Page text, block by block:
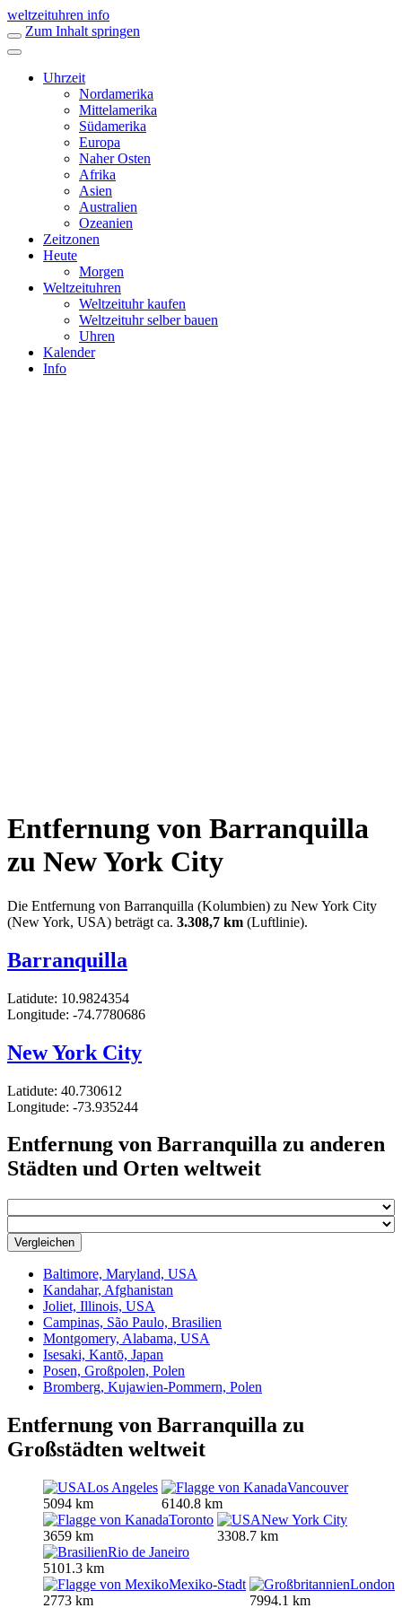
weltzeituhren info
Zum Inhalt springen
Uhrzeit
Nordamerika
Mittelamerika
Südamerika
Europa
Naher Osten
Afrika
Asien
Australien
Ozeanien
Zeitzonen
Heute
Morgen
Weltzeituhren
Weltzeituhr kaufen
Weltzeituhr selber bauen
Uhren
Kalender
Info
Entfernung von Barranquilla
zu New York City
Die Entfernung von Barranquilla (Kolumbien) zu New York City
(New York, USA) beträgt ca. 3.308,7 km (Luftlinie).
Barranquilla
Latidute: 10.9824354
Longitude: -74.7780686
New York City
Latidute: 40.730612
Longitude: -73.935244
Entfernung von Barranquilla zu anderen
Städten und Orten weltweit
Vergleichen
Baltimore, Maryland, USA
Kandahar, Afghanistan
Joliet, Illinois, USA
Campinas, São Paulo, Brasilien
Montgomery, Alabama, USA
Isesaki, Kantō, Japan
Posen, Großpolen, Polen
Bromberg, Kujawien-Pommern, Polen
Entfernung von Barranquilla zu
Großstädten weltweit
Los Angeles
5094 km
Vancouver
6140.8 km
Toronto
3659 km
New York City
3308.7 km
Rio de Janeiro
5101.3 km
Mexiko-Stadt
2773 km
London
7994.1 km